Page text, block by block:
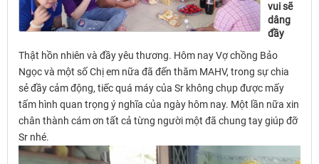
vui sẽ
dâng
đầy
Thật hồn nhiên và đầy yêu thương. Hôm nay Vợ chồng Bảo
Ngọc và một số Chị em nữa đã đến thăm MAHV, trong sự chia
sẻ đầy cảm động, tiếc quá máy của Sr không chụp được mấy
tấm hình quan trọng ý nghĩa của ngày hôm nay. Một lần nữa xin
chân thành cám ơn tất cả từng người một đã chung tay giúp đỡ
Sr nhé.